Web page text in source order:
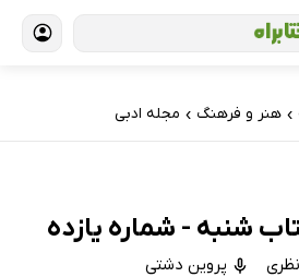
› هنر و فرهنگ › مجله ادبی
شنبه - شماره یازده
پروین دشتی